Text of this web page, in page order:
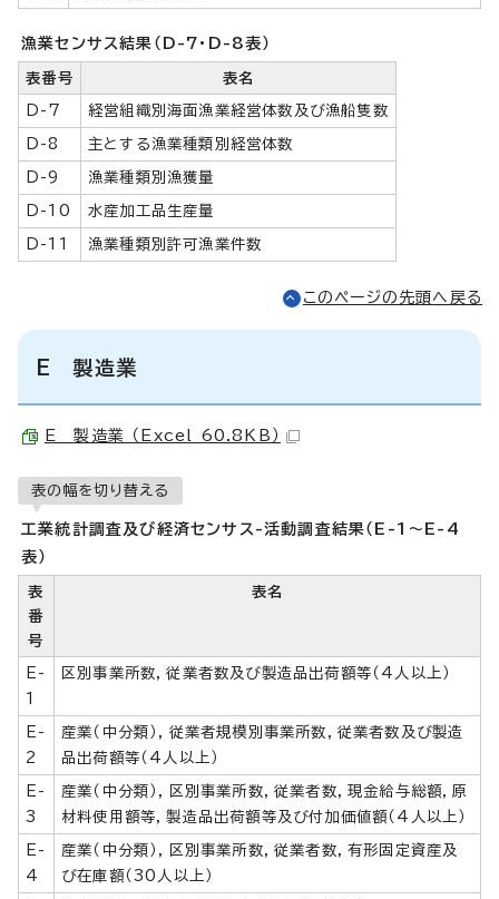
漁業センサス結果（D-7・D-8表）
表番号 表名
D-7 経営組織別海面漁業経営体数及び漁船隻数
D-8 主とする漁業種類別経営体数
D-9 漁業種類別漁獲量
D-10 水産加工品生産量
D-11 漁業種類別許可漁業件数
このページの先頭へ戻る
E 製造業
E 製造業 （Excel 60.8KB）
表の幅を切り替える
工業統計調査及び経済センサス-活動調査結果（E-1～E-4
表）
表
番
号
表名
E-
1
区別事業所数，従業者数及び製造品出荷額等（4人以上）
E-
2
産業（中分類），従業者規模別事業所数，従業者数及び製造
品出荷額等（4人以上）
E-
3
産業（中分類），区別事業所数，従業者数，現金給与総額，原
材料使用額等，製造品出荷額等及び付加価値額（4人以上）
E-
4
産業（中分類），区別事業所数，従業者数，有形固定資産及
び在庫額（30人以上）